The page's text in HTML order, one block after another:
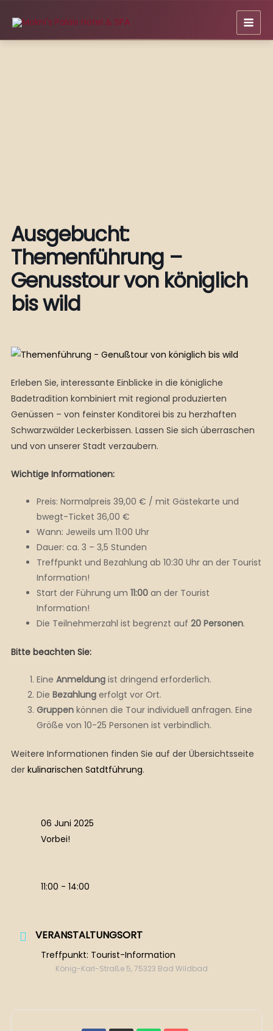
Inhalt
springen
Ausgebucht:
Themenführung –
Genusstour von königlich
bis wild
Erleben Sie, interessante Einblicke in die königliche
Badetradition kombiniert mit regional produzierten
Genüssen – von feinster Konditorei bis zu herzhaften
Schwarzwälder Leckerbissen. Lassen Sie sich überraschen
und von unserer Stadt verzaubern.
Wichtige Informationen:
Preis: Normalpreis 39,00 € / mit Gästekarte und
bwegt-Ticket 36,00 €
Wann: Jeweils um 11:00 Uhr
Dauer: ca. 3 – 3,5 Stunden
Treffpunkt und Bezahlung ab 10:30 Uhr an der Tourist
Information!
Start der Führung um 11:00an der Tourist
Information!
Die Teilnehmerzahl ist begrenzt auf 20 Personen.
Bitte beachten Sie:
Eine Anmeldungist dringend erforderlich.
Die Bezahlungerfolgt vor Ort.
Gruppenkönnen die Tour individuell anfragen. Eine
Größe von 10-25 Personen ist verbindlich.
Weitere Informationen finden Sie auf der Übersichtsseite
der kulinarischen Satdtführung.
06 Juni 2025
Vorbei!
11:00 - 14:00
VERANSTALTUNGSORT
Treffpunkt: Tourist-Information
König-Karl-Straße 5, 75323 Bad Wildbad